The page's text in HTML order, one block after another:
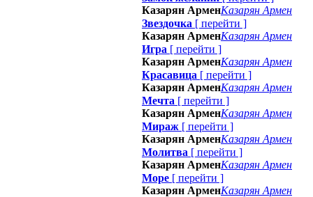
Казарян АрменКазарян Армен
Звездочка [ перейти ]
Казарян АрменКазарян Армен
Игра [ перейти ]
Казарян АрменКазарян Армен
Красавица [ перейти ]
Казарян АрменКазарян Армен
Мечта [ перейти ]
Казарян АрменКазарян Армен
Мираж [ перейти ]
Казарян АрменКазарян Армен
Молитва [ перейти ]
Казарян АрменКазарян Армен
Море [ перейти ]
Казарян АрменКазарян Армен